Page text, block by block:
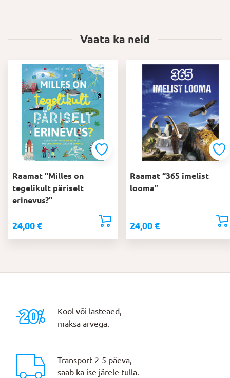
Vaata ka neid
Raamat “Milles on
tegelikult päriselt
erinevus?”
24,00 €
Raamat “365 imelist
looma”
24,00 €
Kool või lasteaed,
maksa arvega.
Transport 2-5 päeva,
saab ka ise järele tulla.